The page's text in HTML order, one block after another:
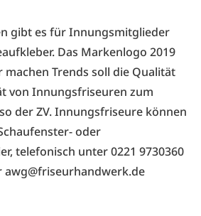
gibt es für Innungsmitglieder
Das Markenlogo 2019
machen Trends soll die Qualität
von Innungsfriseuren zum
derZV. Innungsfriseure können
oder
, telefonisch unter 0221 9730360